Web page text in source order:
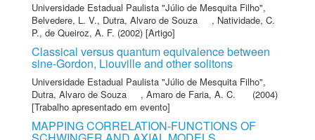
Universidade Estadual Paulista "Júlio de Mesquita Filho",
Belvedere, L. V., Dutra, Alvaro de Souza , Natividade, C.
P., de Queiroz, A. F. (2002) [Artigo]
Classical versus quantum equivalence between
sine-Gordon, Liouville and other solitons
Universidade Estadual Paulista "Júlio de Mesquita Filho",
Dutra, Alvaro de Souza
, Amaro de Faria, A. C.
(2004)
[Trabalho apresentado em evento]
MAPPING CORRELATION-FUNCTIONS OF